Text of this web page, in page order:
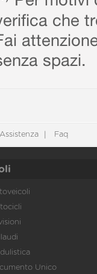
che
spazi.
Assistenza Faq
Unico